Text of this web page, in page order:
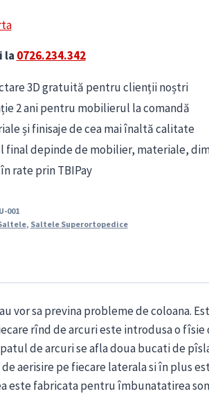
la 0726.234.342
3D gratuită pentru clienții noștri
2 ani pentru mobilierul la comandă
și finisaje de cea mai înaltă calitate
final depinde de mobilier, materiale,
rate prin TBIPay
001
, Saltele Superortopedice
vor sa previna probleme de coloana.
rînd de arcuri este introdusa o
de arcuri se afla doua bucati de
aerisire pe fiecare laterala si în plus
este fabricata pentru îmbunatatirea